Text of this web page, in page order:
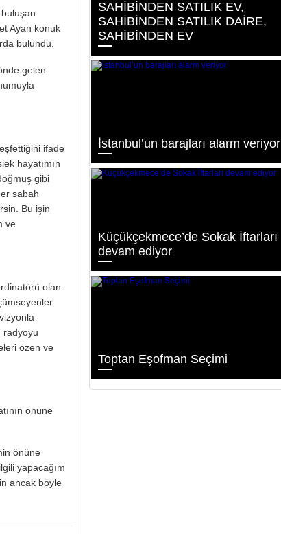
Ayan konuk
bulundu.
gelen
ifade
hayatımın
gibi
sabah
Bu işin
ve
olan
radyoyu
özen ve
önüne
önüne
yapacağım
ancak böyle
SAHİBİNDEN SATILIK EV,
SAHİBİNDEN SATILIK DAİRE,
SAHİBİNDEN EV
İstanbul’un barajları alarm veriyor
Küçükçekmece’de Sokak İftarları
devam ediyor
Toptan Eşofman Seçimi